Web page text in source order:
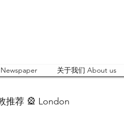
关于我们 About us
推荐 🎡 London